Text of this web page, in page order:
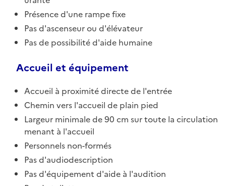
Présence d'une rampe fixe
Pas d'ascenseur ou d'élévateur
Pas de possibilité d'aide humaine
Accueil et équipement
Accueil à proximité directe de l'entrée
Chemin vers l'accueil de plain pied
Largeur minimale de 90 cm sur toute la circulation
menant à l'accueil
Personnels non-formés
Pas d'audiodescription
Pas d'équipement d'aide à l'audition